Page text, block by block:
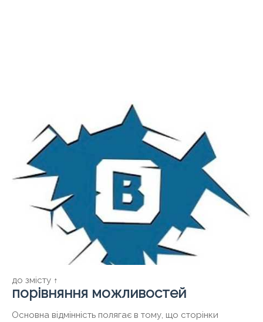
до змісту ↑
порівняння можливостей
Основна відмінність полягає в тому, що сторінки